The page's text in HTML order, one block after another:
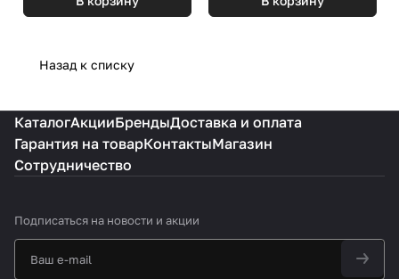
Назад к списку
КаталогАкцииБрендыДоставка и оплата
Гарантия на товарКонтактыМагазин
Сотрудничество
Подписаться на новости и акции